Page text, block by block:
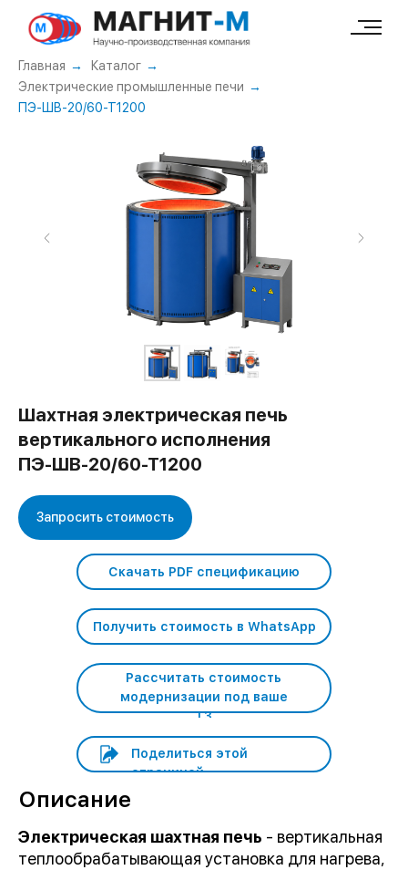
49e52ab7c347b60c
Главная → Каталог →
Электрические промышленные печи →
ПЭ-ШВ-20/60-Т1200
Шахтная электрическая печь
вертикального исполнения
ПЭ-ШВ-20/60-Т1200
Запросить стоимость
Получить стоимость в WhatsApp
Скачать PDF спецификацию
Рассчитать стоимость
модернизации под ваше
ТЗ
Поделиться этой
страницей
Описание
Электрическая шахтная печь - вертикальная
теплообрабатывающая установка для нагрева,